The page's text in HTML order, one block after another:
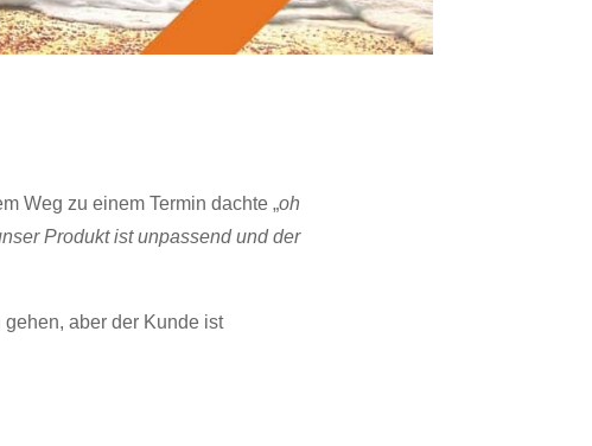
Weg zu einem Termin dachte „oh
Produkt ist unpassend und der
aber der Kunde ist